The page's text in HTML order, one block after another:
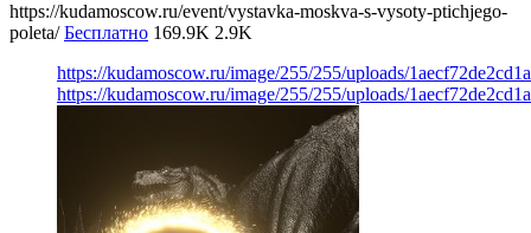
https://kudamoscow.ru/event/vystavka-moskva-s-vysoty-ptichjego-
poleta/ Бесплатно 169.9K 2.9K
https://kudamoscow.ru/image/255/255/uploads/
https://kudamoscow.ru/image/255/255/uploads/